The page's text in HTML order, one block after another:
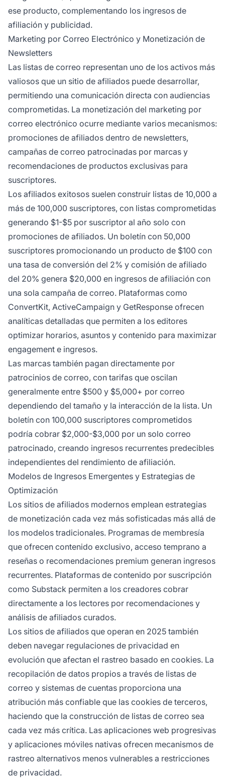
ese producto, complementando los ingresos de
afiliación y publicidad.
Marketing por Correo Electrónico y Monetización de
Newsletters
Las listas de correo representan uno de los activos más
valiosos que un sitio de afiliados puede desarrollar,
permitiendo una comunicación directa con audiencias
comprometidas. La monetización del marketing por
correo electrónico ocurre mediante varios mecanismos:
promociones de afiliados dentro de newsletters,
campañas de correo patrocinadas por marcas y
recomendaciones de productos exclusivas para
suscriptores.
Los afiliados exitosos suelen construir listas de 10,000 a
más de 100,000 suscriptores, con listas comprometidas
generando $1-$5 por suscriptor al año solo con
promociones de afiliados. Un boletín con 50,000
suscriptores promocionando un producto de $100 con
una tasa de conversión del 2% y comisión de afiliado
del 20% genera $20,000 en ingresos de afiliación con
una sola campaña de correo. Plataformas como
ConvertKit, ActiveCampaign y GetResponse ofrecen
analíticas detalladas que permiten a los editores
optimizar horarios, asuntos y contenido para maximizar
engagement e ingresos.
Las marcas también pagan directamente por
patrocinios de correo, con tarifas que oscilan
generalmente entre $500 y $5,000+ por correo
dependiendo del tamaño y la interacción de la lista. Un
boletín con 100,000 suscriptores comprometidos
podría cobrar $2,000-$3,000 por un solo correo
patrocinado, creando ingresos recurrentes predecibles
independientes del rendimiento de afiliación.
Modelos de Ingresos Emergentes y Estrategias de
Optimización
Los sitios de afiliados modernos emplean estrategias
de monetización cada vez más sofisticadas más allá de
los modelos tradicionales. Programas de membresía
que ofrecen contenido exclusivo, acceso temprano a
reseñas o recomendaciones premium generan ingresos
recurrentes. Plataformas de contenido por suscripción
como Substack permiten a los creadores cobrar
directamente a los lectores por recomendaciones y
análisis de afiliados curados.
Los sitios de afiliados que operan en 2025 también
deben navegar regulaciones de privacidad en
evolución que afectan el rastreo basado en cookies. La
recopilación de datos propios a través de listas de
correo y sistemas de cuentas proporciona una
atribución más confiable que las cookies de terceros,
haciendo que la construcción de listas de correo sea
cada vez más crítica. Las aplicaciones web progresivas
y aplicaciones móviles nativas ofrecen mecanismos de
rastreo alternativos menos vulnerables a restricciones
de privacidad.